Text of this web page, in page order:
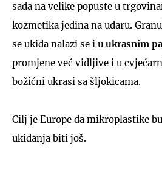
sada na velike popuste u
kozmetika jedina na udaru.
se ukida nalazi se i u ukrasnim
promjene već vidljive i u
božićni ukrasi sa šljokicama.
Cilj je Europe da mikroplastike
ukidanja biti još.